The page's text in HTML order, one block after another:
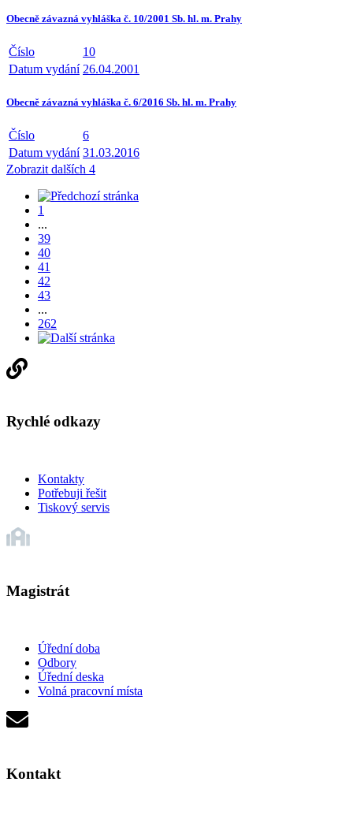
Obecně závazná vyhláška č. 10/2001 Sb. hl. m. Prahy
Číslo
10
Datum vydání 26.04.2001
Obecně závazná vyhláška č. 6/2016 Sb. hl. m. Prahy
Číslo
6
Datum vydání 31.03.2016
Zobrazit dalších 4
1
...
39
40
41
42
43
...
262
Rychlé odkazy
Kontakty
Potřebuji řešit
Tiskový servis
Magistrát
Úřední doba
Odbory
Úřední deska
Volná pracovní místa
Kontakt